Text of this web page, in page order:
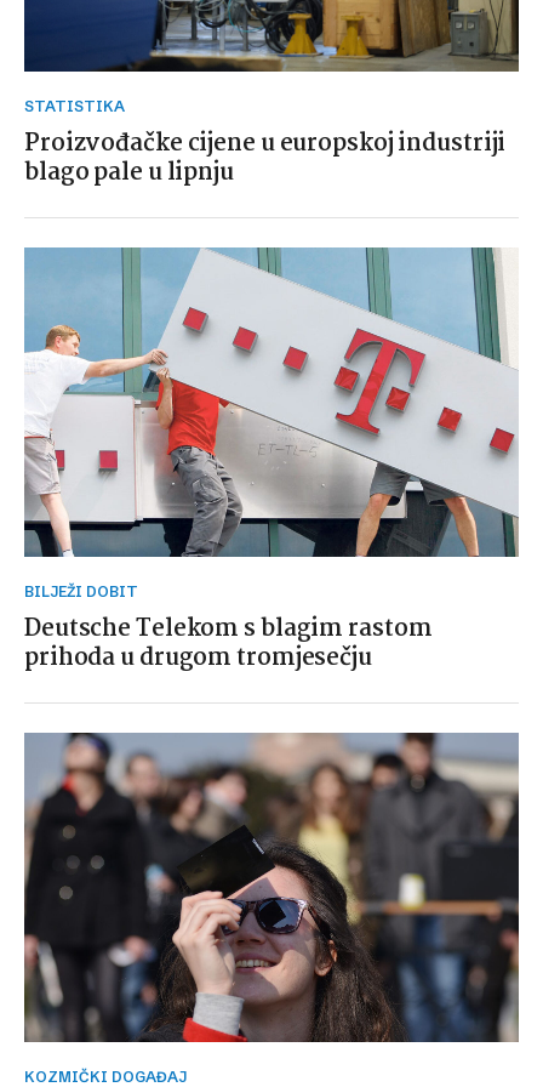
STATISTIKA
Proizvođačke cijene u europskoj industriji
blago pale u lipnju
BILJEŽI DOBIT
Deutsche Telekom s blagim rastom
prihoda u drugom tromjesečju
KOZMIČKI DOGAĐAJ